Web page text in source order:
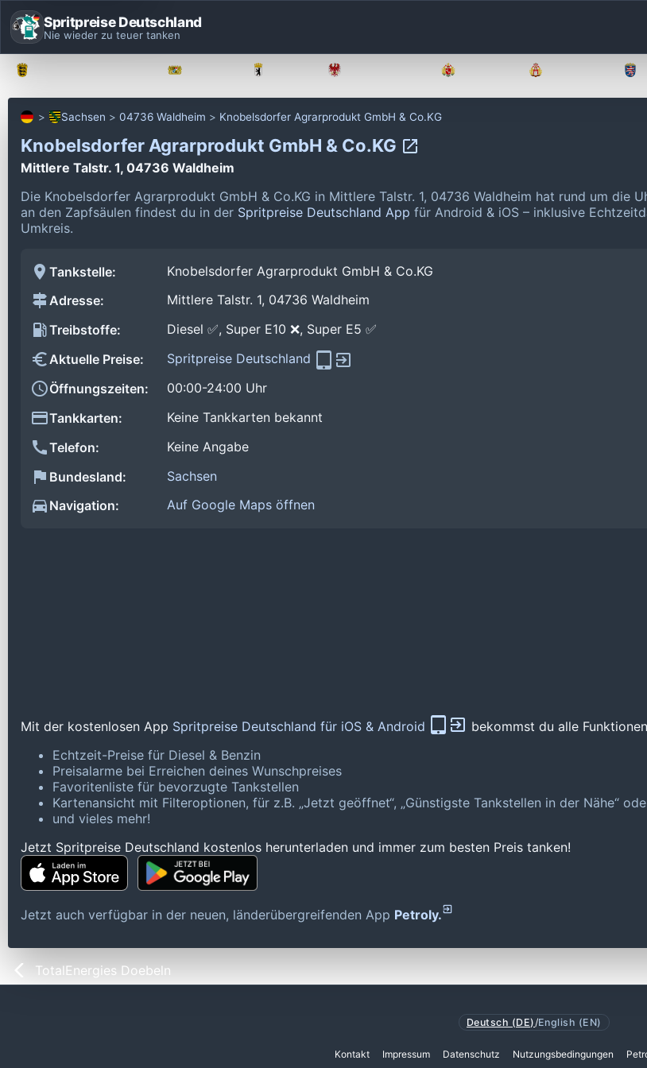
Spritpreise Deutschland
Nie wieder zu teuer tanken
Sachsen 04736 Waldheim Knobelsdorfer Agrarprodukt GmbH & Co.KG
Knobelsdorfer Agrarprodukt GmbH & Co.KG
Mittlere Talstr. 1, 04736 Waldheim
Die Knobelsdorfer Agrarprodukt GmbH & Co.KG in Mittlere Talstr. 1, 04736 Waldheim hat rund um die
an den Zapfsäulen findest du in der Spritpreise Deutschland App für Android & iOS – inklusive
Umkreis.
Tankstelle:
Knobelsdorfer Agrarprodukt GmbH & Co.KG
Adresse:
Mittlere Talstr. 1, 04736 Waldheim
Treibstoffe:
Diesel ✅, Super E10 ❌, Super E5 ✅
Aktuelle Preise:
Spritpreise Deutschland
Öffnungszeiten:
00:00-24:00 Uhr
Tankkarten:
Keine Tankkarten bekannt
Telefon:
Keine Angabe
Bundesland:
Sachsen
Navigation:
Auf Google Maps öffnen
Mit der kostenlosen App Spritpreise Deutschland für iOS & Android
bekommst du alle
Echtzeit-Preise für Diesel & Benzin
Preisalarme bei Erreichen deines Wunschpreises
Favoritenliste für bevorzugte Tankstellen
Kartenansicht mit Filteroptionen, für z.B. „Jetzt geöffnet“, „Günstigste Tankstellen in der Nähe“
und vieles mehr!
Jetzt Spritpreise Deutschland kostenlos herunterladen und immer zum besten Preis tanken!
Jetzt auch verfügbar in der neuen, länderübergreifenden App Petroly.
TotalEnergies Doebeln
Deutsch (DE) /English (EN)
Kontakt Impressum Datenschutz Nutzungsbedingungen